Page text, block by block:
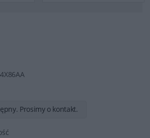
Prosimy o kontakt.